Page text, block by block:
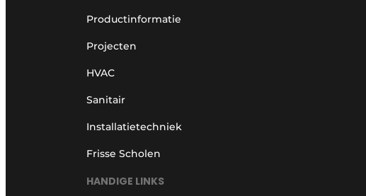
Productinformatie
Projecten
HVAC
Sanitair
Installatietechniek
Frisse Scholen
HANDIGE LINKS